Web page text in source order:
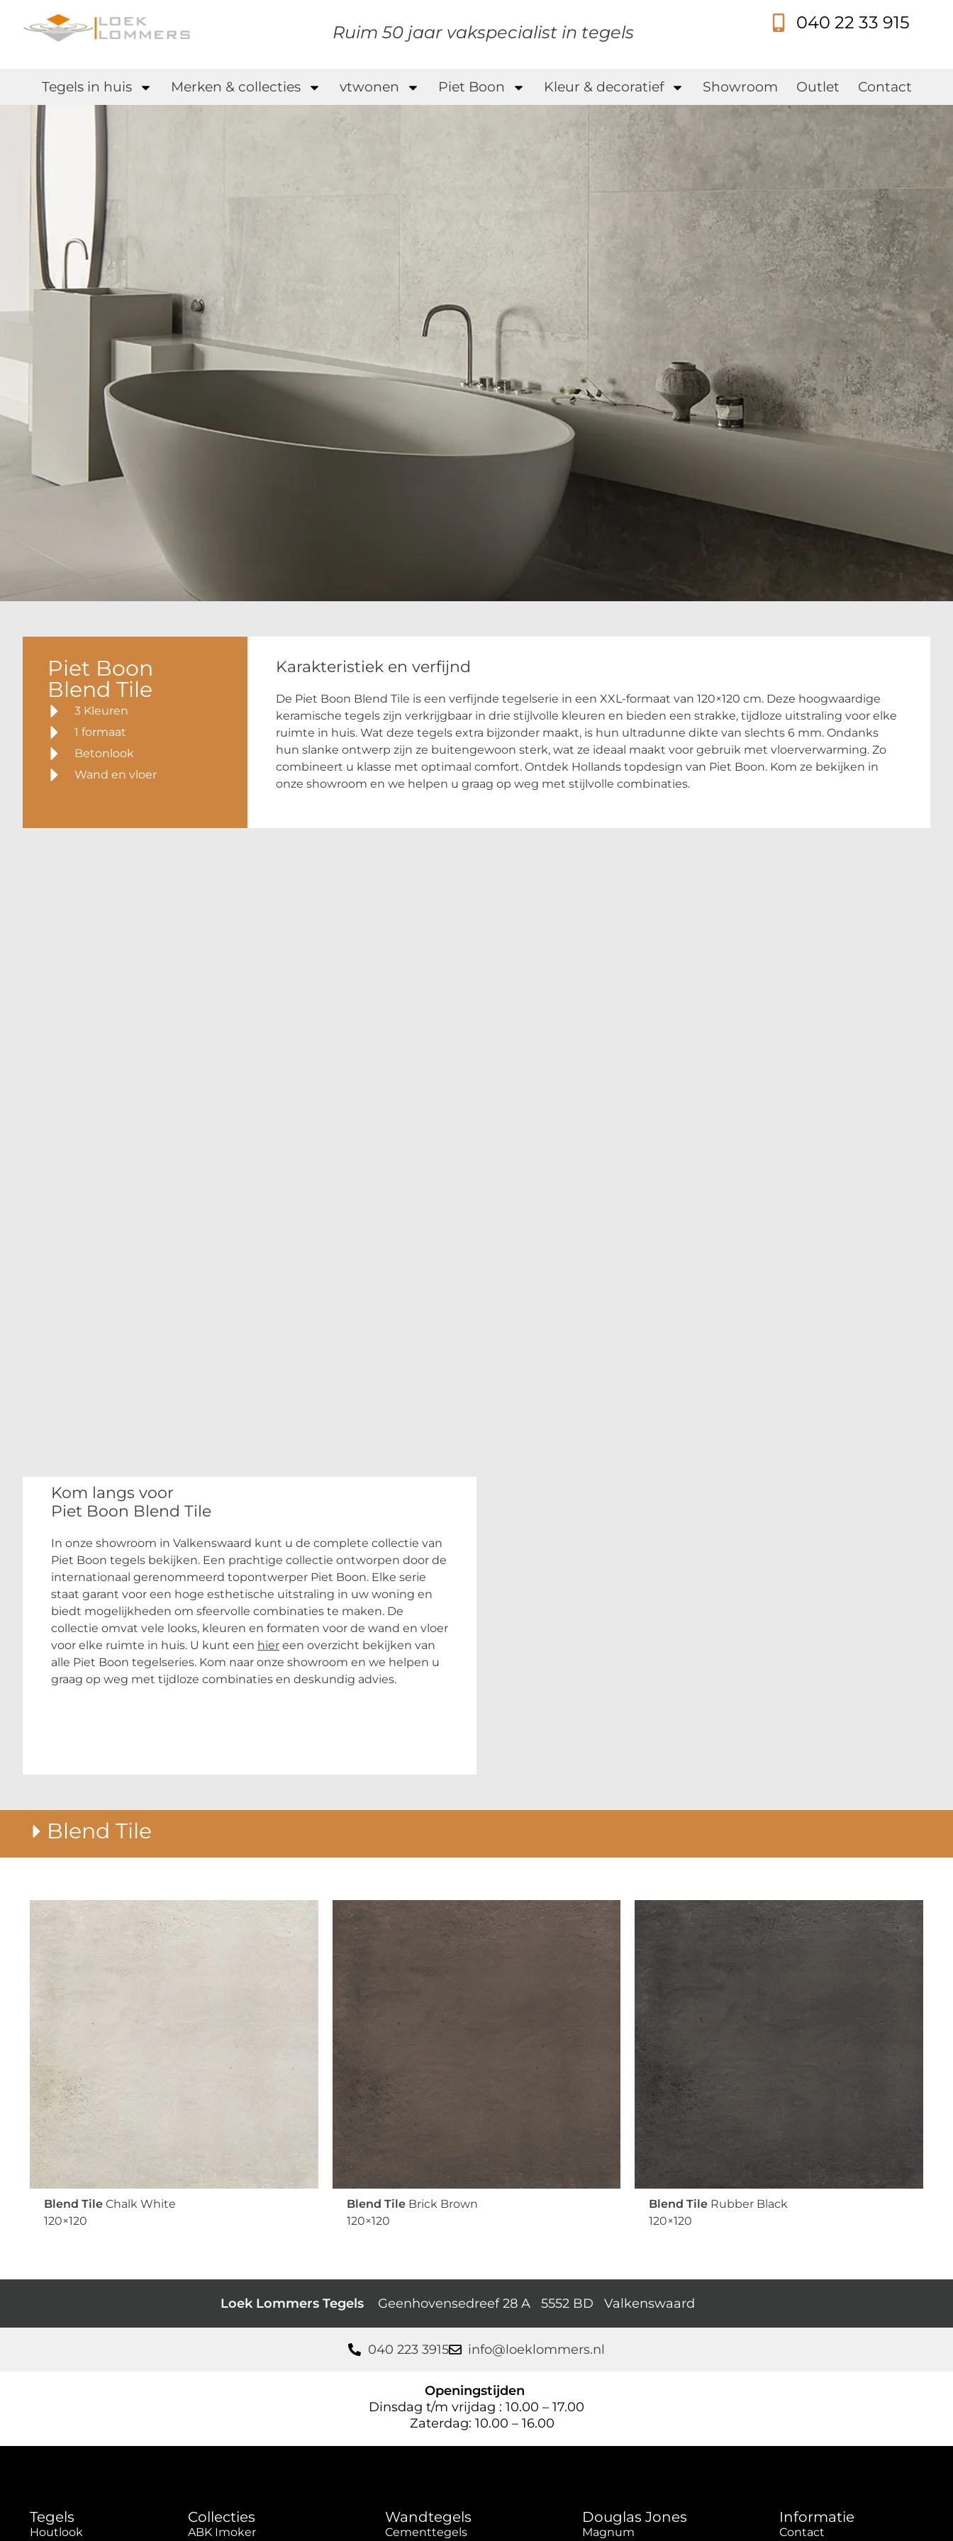
Ruim 50 jaar vakspecialist in tegels 040 22 33 915
Tegels in huis Merken & collecties vtwonen Piet Boon Kleur & decoratief Showroom Outlet Contact
Karakteristiek en verfijnd
De Piet Boon Blend Tile is een verfijnde tegelserie in een XXL-formaat van 120×120 cm. Deze hoogwaardige
keramische tegels zijn verkrijgbaar in drie stijlvolle kleuren en bieden een strakke, tijdloze uitstraling voor elke
ruimte in huis. Wat deze tegels extra bijzonder maakt, is hun ultradunne dikte van slechts 6 mm. Ondanks
hun slanke ontwerp zijn ze buitengewoon sterk, wat ze ideaal maakt voor gebruik met vloerverwarming. Zo
combineert u klasse met optimaal comfort. Ontdek Hollands topdesign van Piet Boon. Kom ze bekijken in
onze showroom en we helpen u graag op weg met stijlvolle combinaties.
Piet Boon
Blend Tile
3 Kleuren
1 formaat
Betonlook
Wand en vloer
Kom langs voor
Piet Boon Blend Tile
In onze showroom in Valkenswaard kunt u de complete collectie van
Piet Boon tegels bekijken. Een prachtige collectie ontworpen door de
internationaal gerenommeerd topontwerper Piet Boon. Elke serie
staat garant voor een hoge esthetische uitstraling in uw woning en
biedt mogelijkheden om sfeervolle combinaties te maken. De
collectie omvat vele looks, kleuren en formaten voor de wand en vloer
voor elke ruimte in huis. U kunt een hier een overzicht bekijken van
alle Piet Boon tegelseries. Kom naar onze showroom en we helpen u
graag op weg met tijdloze combinaties en deskundig advies.
Blend Tile
Blend Tile Chalk White
120×120
Blend TileBrick Brown
120×120
Blend Tile Rubber Black
120×120
Loek Lommers Tegels Geenhovensedreef 28 A 5552 BD Valkenswaard
040 223 3915 info@loeklommers.nl
Openingstijden
Dinsdag t/m vrijdag : 10.00 – 17.00
Zaterdag: 10.00 – 16.00
Tegels
Houtlook
Collecties
ABK Imoker
Wandtegels
Cementtegels
Douglas Jones
Magnum
Informatie
Contact